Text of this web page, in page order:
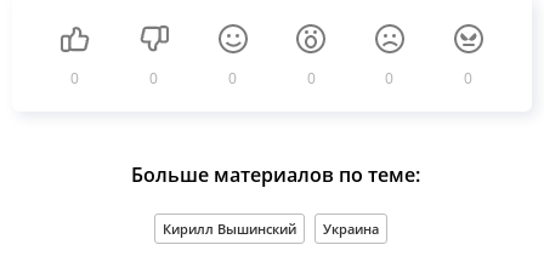
0 0 0 0 0 0
Больше материалов по теме:
Кирилл Вышинский Украина